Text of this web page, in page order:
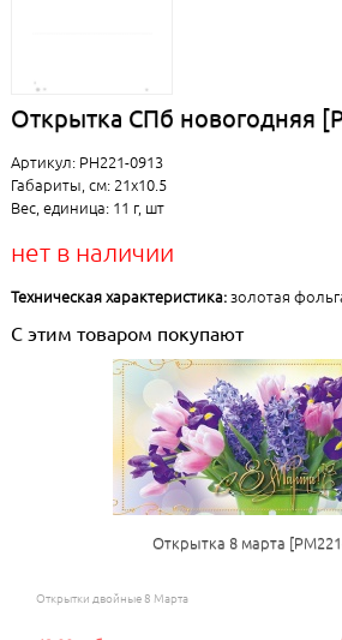
Открытка СПб новогодняя
Артикул: РН221-0913
Габариты, см: 21x10.5
Вес, единица: 11 г, шт
нет в наличии
Техническая характеристика:золотая
С этим товаром покупают
Открытка 8 марта
Открытки двойные 8 Марта